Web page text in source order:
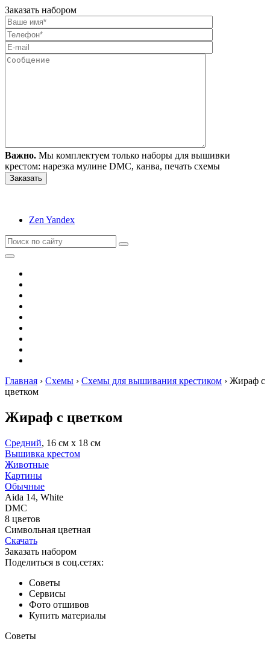
Заказать набором
Важно. Мы комплектуем только наборы для вышивки
крестом: нарезка мулине DMC, канва, печать схемы
Zen Yandex
Главная › Схемы › Схемы для вышивания крестиком › Жираф с
цветком
Жираф с цветком
Средний, 16 см х 18 см
Вышивка крестом
Животные
Картины
Обычные
Aida 14, White
DMC
8 цветов
Символьная цветная
Скачать
Заказать набором
Поделиться в соц.сетях:
Советы
Сервисы
Фото отшивов
Купить материалы
Советы